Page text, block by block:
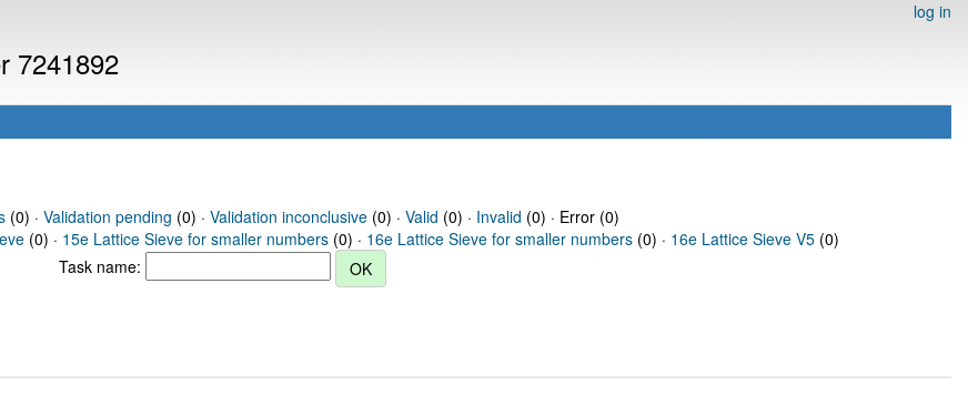
log in
7241892
(0) · Validation pending (0) · Validation inconclusive(0) · Valid (0) · Invalid (0) · Error (0)
(0) · 15e Lattice Sieve for smaller numbers (0) · 16e Lattice Sieve for smaller numbers (0) · 16e Lattice Sieve V5 (0)
Task name: